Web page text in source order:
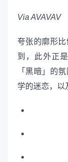
Via AVAVAV
夸张的廓形
到，此外正
「黑暗」的
学的迷恋，以